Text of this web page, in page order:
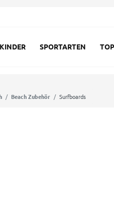
KINDER SPORTARTEN
Beach Zubehör Surfboards